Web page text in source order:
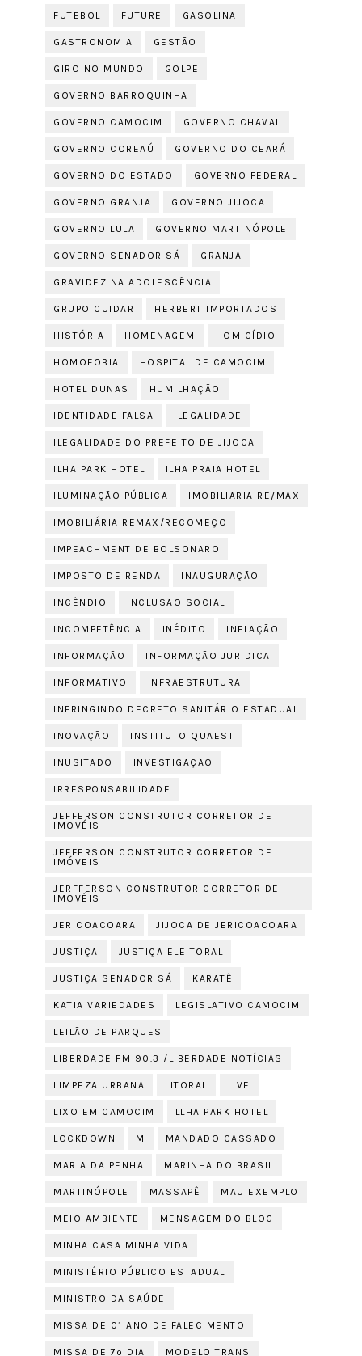
FUTEBOL FUTURE GASOLINA
GASTRONOMIA GESTÃO
GIRO NO MUNDO GOLPE
GOVERNO BARROQUINHA
GOVERNO CAMOCIM GOVERNO CHAVAL
GOVERNO COREAÚ GOVERNO DO CEARÁ
GOVERNO DO ESTADO GOVERNO FEDERAL
GOVERNO GRANJA GOVERNO JIJOCA
GOVERNO LULA GOVERNO MARTINÓPOLE
GOVERNO SENADOR SÁ GRANJA
GRAVIDEZ NA ADOLESCÊNCIA
GRUPO CUIDAR HERBERT IMPORTADOS
HISTÓRIA HOMENAGEM HOMICÍDIO
HOMOFOBIA HOSPITAL DE CAMOCIM
HOTEL DUNAS HUMILHAÇÃO
IDENTIDADE FALSA ILEGALIDADE
ILEGALIDADE DO PREFEITO DE JIJOCA
ILHA PARK HOTEL ILHA PRAIA HOTEL
ILUMINAÇÃO PÚBLICA IMOBILIARIA RE/MAX
IMOBILIÁRIA REMAX/RECOMEÇO
IMPEACHMENT DE BOLSONARO
IMPOSTO DE RENDA INAUGURAÇÃO
INCÊNDIO INCLUSÃO SOCIAL
INCOMPETÊNCIA INÉDITO INFLAÇÃO
INFORMAÇÃO INFORMAÇÃO JURIDICA
INFORMATIVO INFRAESTRUTURA
INFRINGINDO DECRETO SANITÁRIO ESTADUAL
INOVAÇÃO INSTITUTO QUAEST
INUSITADO INVESTIGAÇÃO
IRRESPONSABILIDADE
JEFFERSON CONSTRUTOR CORRETOR DE
IMOVÉIS
JEFFERSON CONSTRUTOR CORRETOR DE
IMÓVEIS
JERFFERSON CONSTRUTOR CORRETOR DE
IMOVÉIS
JERICOACOARA JIJOCA DE JERICOACOARA
JUSTIÇA JUSTIÇA ELEITORAL
JUSTIÇA SENADOR SÁ KARATÊ
KATIA VARIEDADES LEGISLATIVO CAMOCIM
LEILÃO DE PARQUES
LIBERDADE FM 90.3 /LIBERDADE NOTÍCIAS
LIMPEZA URBANA LITORAL LIVE
LIXO EM CAMOCIM LLHA PARK HOTEL
LOCKDOWN M MANDADO CASSADO
MARIA DA PENHA MARINHA DO BRASIL
MARTINÓPOLE MASSAPÊ MAU EXEMPLO
MEIO AMBIENTE MENSAGEM DO BLOG
MINHA CASA MINHA VIDA
MINISTÉRIO PÚBLICO ESTADUAL
MINISTRO DA SAÚDE
MISSA DE 01 ANO DE FALECIMENTO
MISSA DE 7º DIA MODELO TRANS